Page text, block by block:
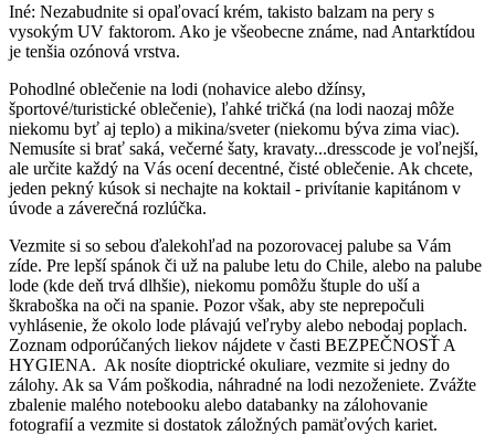
Iné: Nezabudnite si opaľovací krém, takisto balzam na pery s
vysokým UV faktorom. Ako je všeobecne známe, nad Antarktídou
je tenšia ozónová vrstva.
Pohodlné oblečenie na lodi (nohavice alebo džínsy,
športové/turistické oblečenie), ľahké tričká (na lodi naozaj môže
niekomu byť aj teplo) a mikina/sveter (niekomu býva zima viac).
Nemusíte si brať saká, večerné šaty, kravaty...dresscode je voľnejší,
ale určite každý na Vás ocení decentné, čisté oblečenie. Ak chcete,
jeden pekný kúsok si nechajte na koktail - privítanie kapitánom v
úvode a záverečná rozlúčka.
Vezmite si so sebou ďalekohľad na pozorovacej palube sa Vám
zíde. Pre lepší spánok či už na palube letu do Chile, alebo na palube
lode (kde deň trvá dlhšie), niekomu pomôžu štuple do uší a
škraboška na oči na spanie. Pozor však, aby ste neprepočuli
vyhlásenie, že okolo lode plávajú veľryby alebo nebodaj poplach.
Zoznam odporúčaných liekov nájdete v časti BEZPEČNOSŤ A
HYGIENA. Ak nosíte dioptrické okuliare, vezmite si jedny do
zálohy. Ak sa Vám poškodia, náhradné na lodi nezoženiete. Zvážte
zbalenie malého notebooku alebo databanky na zálohovanie
fotografií a vezmite si dostatok záložných pamäťových kariet.